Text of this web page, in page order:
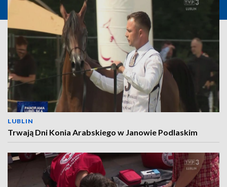
LUBLIN
Trwają Dni Konia Arabskiego w Janowie Podlaskim